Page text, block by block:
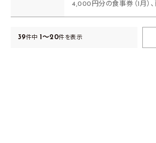
4,000円分の食事券（1月）
39件中 1～20件を表示